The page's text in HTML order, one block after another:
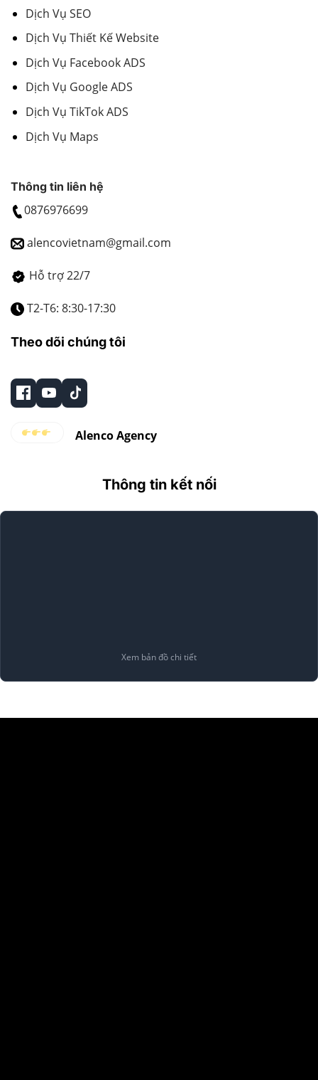
Dịch Vụ SEO
Dịch Vụ Thiết Kế Website
Dịch Vụ Facebook ADS
Dịch Vụ Google ADS
Dịch Vụ TikTok ADS
Dịch Vụ Maps
Thông tin liên hệ
0876976699
alencovietnam@gmail.com
Hỗ trợ 22/7
T2-T6: 8:30-17:30
Theo dõi chúng tôi
Alenco Agency
Thông tin kết nối
Xem bản đồ chi tiết